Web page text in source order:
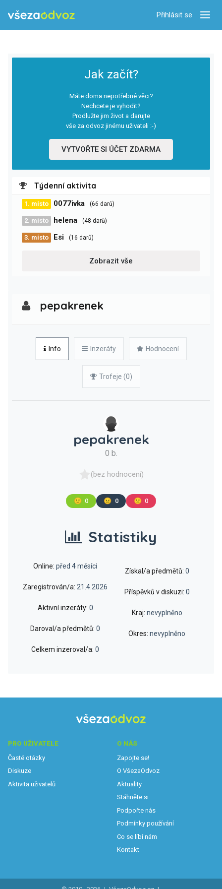
Přihlásit se
Jak začít?
Máte doma nepotřebné věci?
Nechcete je vyhodit?
Prodlužte jim život a darujte
vše za odvoz jinému uživateli :-)
VYTVOŘTE SI ÚČET ZDARMA
Týdenní aktivita
1. místo 0077ivka (66 darů)
2. místo helena (48 darů)
3. místo Esi (16 darů)
Zobrazit vše
pepakrenek
Info Inzeráty Hodnocení
Trofeje (0)
pepakrenek
0 b.
(bez hodnocení)
🙂 0 😐 0 🙁 0
Statistiky
Online: před 4 měsíci
Zaregistrován/a: 21.4.2026
Aktivní inzeráty: 0
Daroval/a předmětů: 0
Celkem inzeroval/a: 0
Získal/a předmětů: 0
Příspěvků v diskuzi: 0
Kraj: nevyplněno
Okres: nevyplněno
PRO UŽIVATELE
Časté otázky
Diskuze
Aktivita uživatelů
O NÁS
Zapojte se!
O VšezaOdvoz
Aktuality
Stáhněte si
Podpořte nás
Podmínky používání
Co se líbí nám
Kontakt